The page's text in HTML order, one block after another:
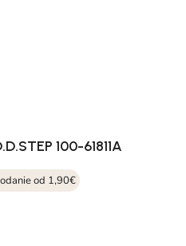
100-61811A
od 1,90€